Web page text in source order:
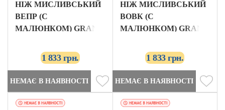
НІЖ МИСЛИВСЬКИЙ
ВЕПР (С
МАЛЮНКОМ) GRAND
1 833 грн.
НЕМАЄ В НАЯВНОСТІ
НІЖ МИСЛИВСЬКИЙ
ВОВК (С
МАЛЮНКОМ) GRAND
1 833 грн.
НЕМАЄ В НАЯВНОСТІ